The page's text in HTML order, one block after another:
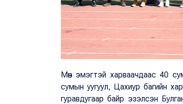
Мөн эмэгтэй харваачдаас 40
сумын уугуул, Цахиур багийн
гуравдугаар байр эзэлсэн